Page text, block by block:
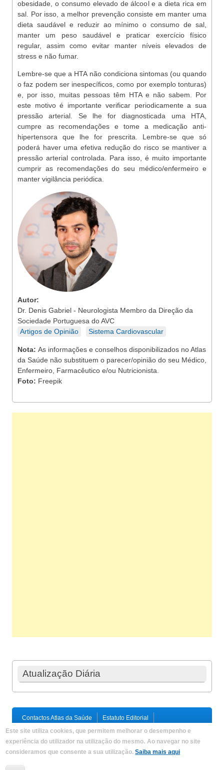
obesidade, o consumo elevado de álcool e a dieta rica em
sal. Por isso, a melhor prevenção consiste em manter uma
dieta saudável e reduzir ao mínimo o consumo de sal,
manter um peso saudável e praticar exercício físico
regular, assim como evitar manter níveis elevados de
stress e não fumar.
Lembre-se que a HTA não condiciona sintomas (ou quando
o faz podem ser inespecíficos, como por exemplo tonturas)
e, por isso, muitas pessoas têm HTA e não sabem. Por
este motivo é importante verificar periodicamente a sua
pressão arterial. Se lhe for diagnosticada uma HTA,
cumpre as recomendações e tome a medicação anti-
hipertensora que lhe for prescrita. Lembre-se que só
poderá haver uma efetiva redução do risco se mantiver a
pressão arterial controlada. Para isso, é muito importante
cumprir as recomendações do seu médico/enfermeiro e
manter vigilância periódica.
Autor:
Dr. Denis Gabriel - Neurologista Membro da Direção da
Sociedade Portuguesa do AVC
Artigos de Opinião
Sistema Cardiovascular
Nota: As informações e conselhos disponibilizados no Atlas
da Saúde não substituem o parecer/opinião do seu Médico,
Enfermeiro, Farmacêutico e/ou Nutricionista.
Foto: Freepik
Atualização Diária
Contactos Atlas da Saúde
Estatuto Editorial
Ficha Técnica
Política de Privacidade / Termos e Condições
Mapa do Site
Este site utiliza cookies, que permitem melhorar o desempenho e
experiência do utilizador na utilização do mesmo. Ao navegar no site
consideramos que consente a sua utilização.Saiba mais aqui